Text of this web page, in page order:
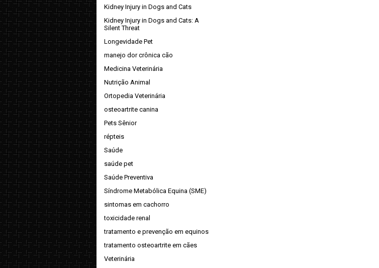
Kidney Injury in Dogs and Cats
Kidney Injury in Dogs and Cats: A
Silent Threat
Longevidade Pet
manejo dor crônica cão
Medicina Veterinária
Nutrição Animal
Ortopedia Veterinária
osteoartrite canina
Pets Sênior
répteis
Saúde
saúde pet
Saúde Preventiva
Síndrome Metabólica Equina (SME)
sintomas em cachorro
toxicidade renal
tratamento e prevenção em equinos
tratamento osteoartrite em cães
Veterinária